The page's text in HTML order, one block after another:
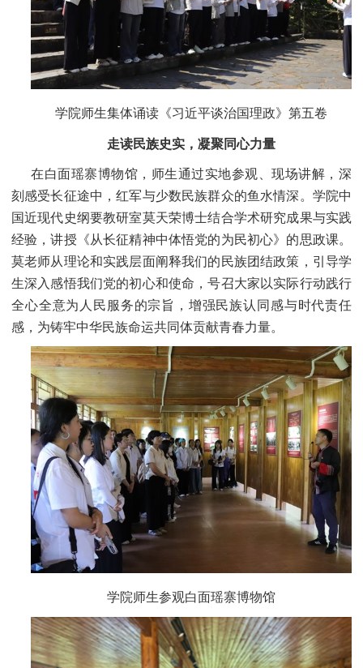
学院师生集体诵读《习近平谈治国理政》第五卷
走读民族史实，凝聚同心力量
在白面瑶寨博物馆，师生通过实地参观、现场讲解，深
刻感受长征途中，红军与少数民族群众的鱼水情深。学院中
国近现代史纲要教研室莫天荣博士结合学术研究成果与实践
经验，讲授《从长征精神中体悟党的为民初心》的思政课。
莫老师从理论和实践层面阐释我们的民族团结政策，引导学
生深入感悟我们党的初心和使命，号召大家以实际行动践行
全心全意为人民服务的宗旨，增强民族认同感与时代责任
感，为铸牢中华民族命运共同体贡献青春力量。
学院师生参观白面瑶寨博物馆